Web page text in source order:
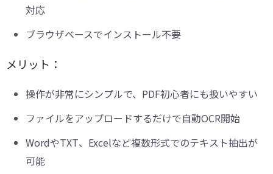
対応
ブラウザベースでインストール不要
メリット：
操作が非常にシンプルで、PDF初心者にも扱いやすい
ファイルをアップロードするだけで自動OCR開始
WordやTXT、Excelなど複数形式でのテキスト抽出が
可能